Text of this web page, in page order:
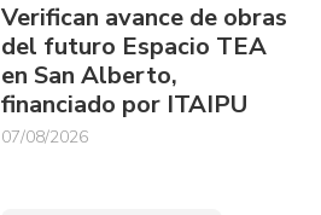
Verifican avance de obras
del futuro Espacio TEA
en San Alberto,
financiado por ITAIPU
07/08/2026